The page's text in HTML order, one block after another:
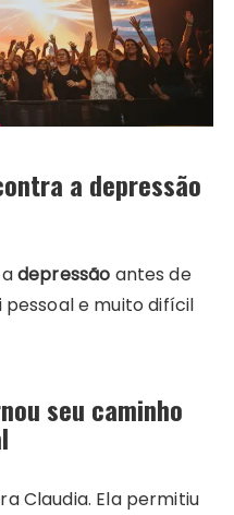
a depressão
depressão antes de
pessoal e muito difícil
seu caminho
Claudia. Ela permitiu